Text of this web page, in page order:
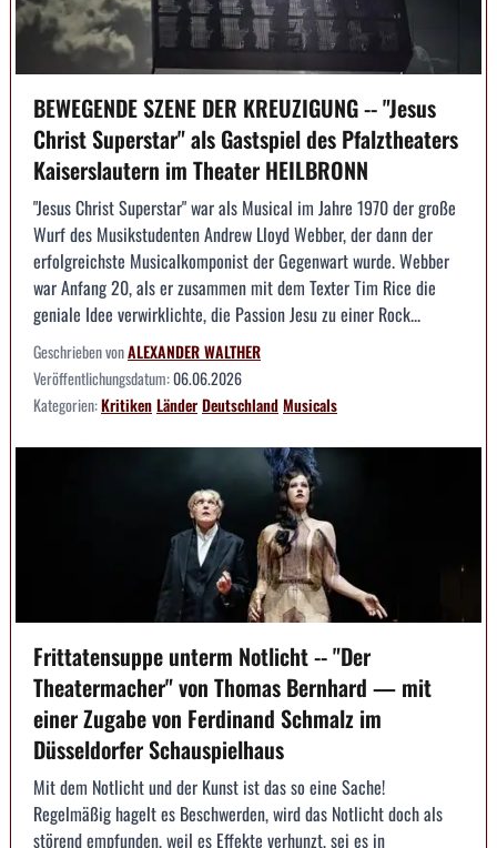
BEWEGENDE SZENE DER KREUZIGUNG -- "Jesus
Christ Superstar" als Gastspiel des Pfalztheaters
Kaiserslautern im Theater HEILBRONN
"Jesus Christ Superstar" war als Musical im Jahre 1970 der große
Wurf des Musikstudenten Andrew Lloyd Webber, der dann der
erfolgreichste Musicalkomponist der Gegenwart wurde. Webber
war Anfang 20, als er zusammen mit dem Texter Tim Rice die
geniale Idee verwirklichte, die Passion Jesu zu einer Rock...
Geschrieben vonALEXANDER WALTHER
Veröffentlichungsdatum:06.06.2026
Kategorien:KritikenLänderDeutschlandMusicals
Frittatensuppe unterm Notlicht -- "Der
Theatermacher" von Thomas Bernhard — mit
einer Zugabe von Ferdinand Schmalz im
Düsseldorfer Schauspielhaus
Mit dem Notlicht und der Kunst ist das so eine Sache!
Regelmäßig hagelt es Beschwerden, wird das Notlicht doch als
störend empfunden, weil es Effekte verhunzt, sei es in